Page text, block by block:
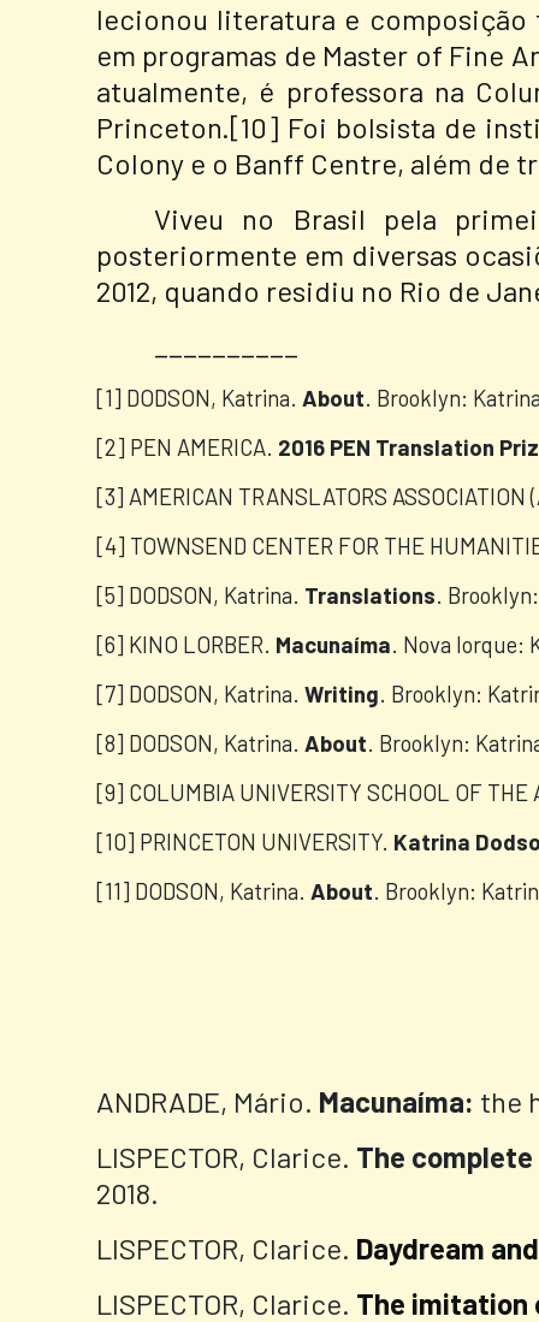
lecionou literatura e composição
em programas de Master of Fine
atualmente, é professora na
Princeton.[10] Foi bolsista de
Colony e o Banff Centre, além de
Viveu no Brasil pela
posteriormente em diversas
2012, quando residiu no Rio de
__________
[1] DODSON, Katrina. About. Brooklyn:
[2] PEN AMERICA. 2016 PEN Translation
[3] AMERICAN TRANSLATORS ASSOCIATION
[4] TOWNSEND CENTER FOR THE
[5] DODSON, Katrina. Translations.
[6] KINO LORBER. Macunaíma. Nova Iorque:
[7] DODSON, Katrina. Writing. Brooklyn:
[8] DODSON, Katrina. About. Brooklyn:
[9] COLUMBIA UNIVERSITY SCHOOL OF THE
[10] PRINCETON UNIVERSITY. Katrina
[11] DODSON, Katrina. About. Brooklyn:
ANDRADE, Mário. Macunaíma: the
LISPECTOR, Clarice. The
2018.
LISPECTOR, Clarice. Daydream
LISPECTOR, Clarice. The imitation